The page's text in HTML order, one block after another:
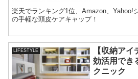
楽天でランキング1位、Amazon、Yahoo!
の手軽な頭皮ケアキャップ！
LIFESTYLE
【収納ア
効活用でき
クニック